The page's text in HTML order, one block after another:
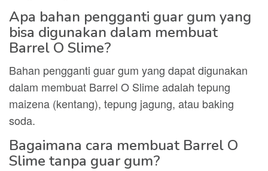
Apa bahan pengganti guar gum yang
bisa digunakan dalam membuat
Barrel O Slime?
Bahan pengganti guar gum yang dapat digunakan
dalam membuat Barrel O Slime adalah tepung
maizena (kentang), tepung jagung, atau baking
soda.
Bagaimana cara membuat Barrel O
Slime tanpa guar gum?